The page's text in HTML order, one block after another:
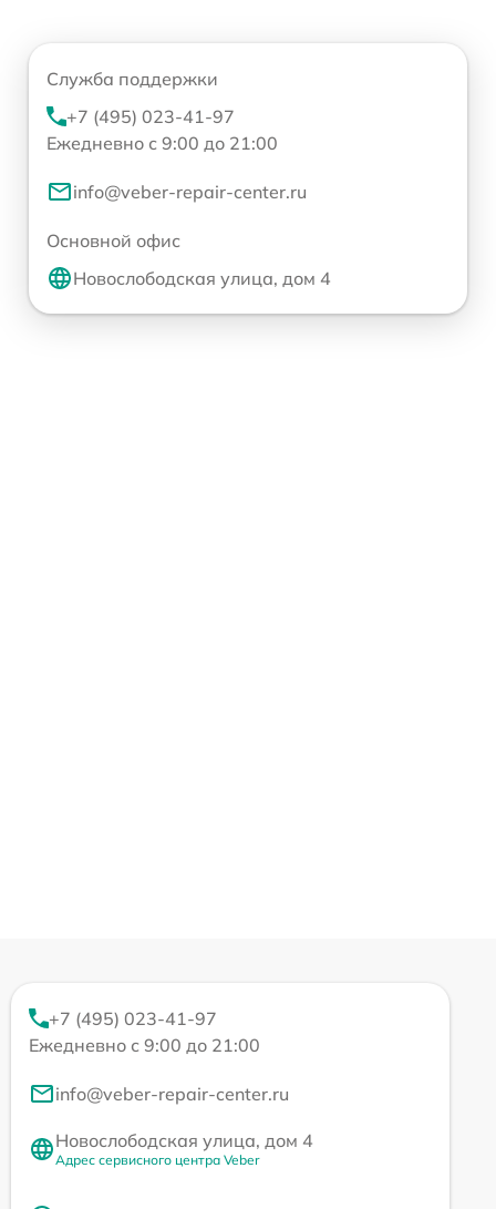
Служба поддержки
+7 (495) 023-41-97
Ежедневно с 9:00 до 21:00
info@veber-repair-center.ru
Основной офис
Новослободская улица, дом 4
+7 (495) 023-41-97
Ежедневно с 9:00 до 21:00
info@veber-repair-center.ru
Новослободская улица, дом 4
Адрес сервисного центра Veber